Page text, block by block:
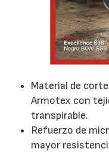
Material de
Armotex con
transpirable.
Refuerzo de
mayor